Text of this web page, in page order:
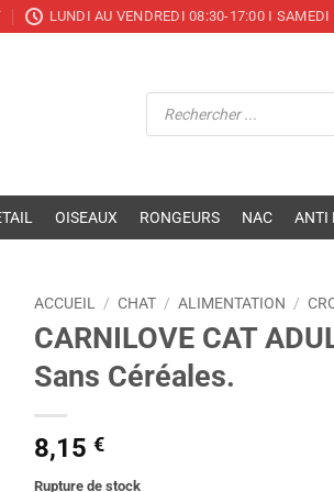
LUNDI AU VENDREDI 08:30-17:00 I
Recherche
OISEAUX RONGEURS NAC ANTI
ACCUEIL / CHAT / ALIMENTATION /
CARNILOVE CAT
Sans Céréales.
8,15 €
Rupture de stock